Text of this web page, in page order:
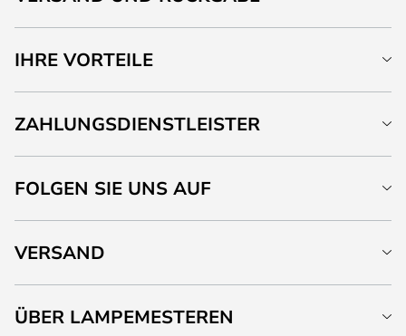
IHRE VORTEILE
ZAHLUNGSDIENSTLEISTER
FOLGEN SIE UNS AUF
VERSAND
ÜBER LAMPEMESTEREN